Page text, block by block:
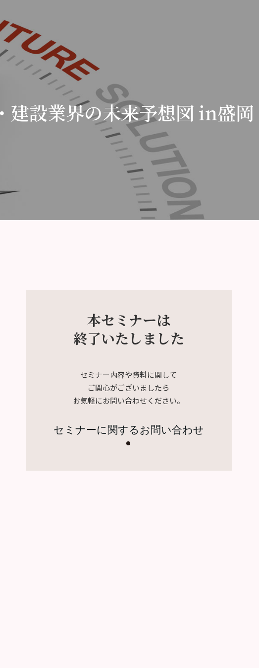
建設業界の未来予想図 in盛岡
本セミナーは
終了いたしました
セミナー内容や資料に関して
ご関心がございましたら
お気軽にお問い合わせください。
セミナーに関するお問い合わせ